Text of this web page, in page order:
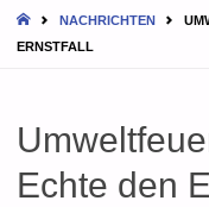
HOMENACHRICHTEN
ERNSTFALL
Echte den